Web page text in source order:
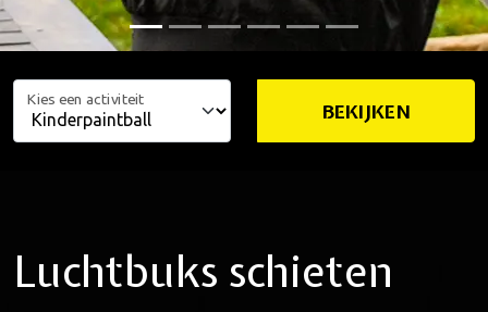
Kies een activiteit BEKIJKEN
Luchtbuks schieten